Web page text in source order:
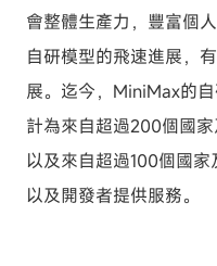
會整體生產力，豐富個人
自研模型的飛速進展，
展。迄今，MiniMax的
計為來自超過200個國家
以及來自超過100個國
以及開發者提供服務。